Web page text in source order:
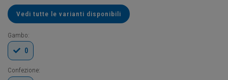
Vedi tutte le varianti disponibili
Gambo:
0
Confezione: